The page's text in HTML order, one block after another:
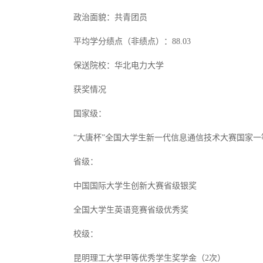
政治面貌：共青团员
平均学分绩点（非绩点）：88.03
保送院校：华北电力大学
获奖情况
国家级：
“大唐杯”全国大学生新一代信息通信技术大赛国家一
省级：
中国国际大学生创新大赛省级银奖
全国大学生英语竞赛省级优秀奖
校级：
昆明理工大学甲等优秀学生奖学金（2次）